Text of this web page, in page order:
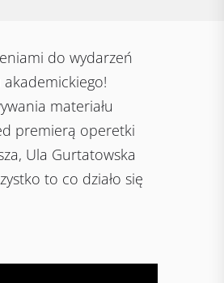
do wydarzeń
materiału
premierą operetki
Ula Gurtatowska
to co działo się